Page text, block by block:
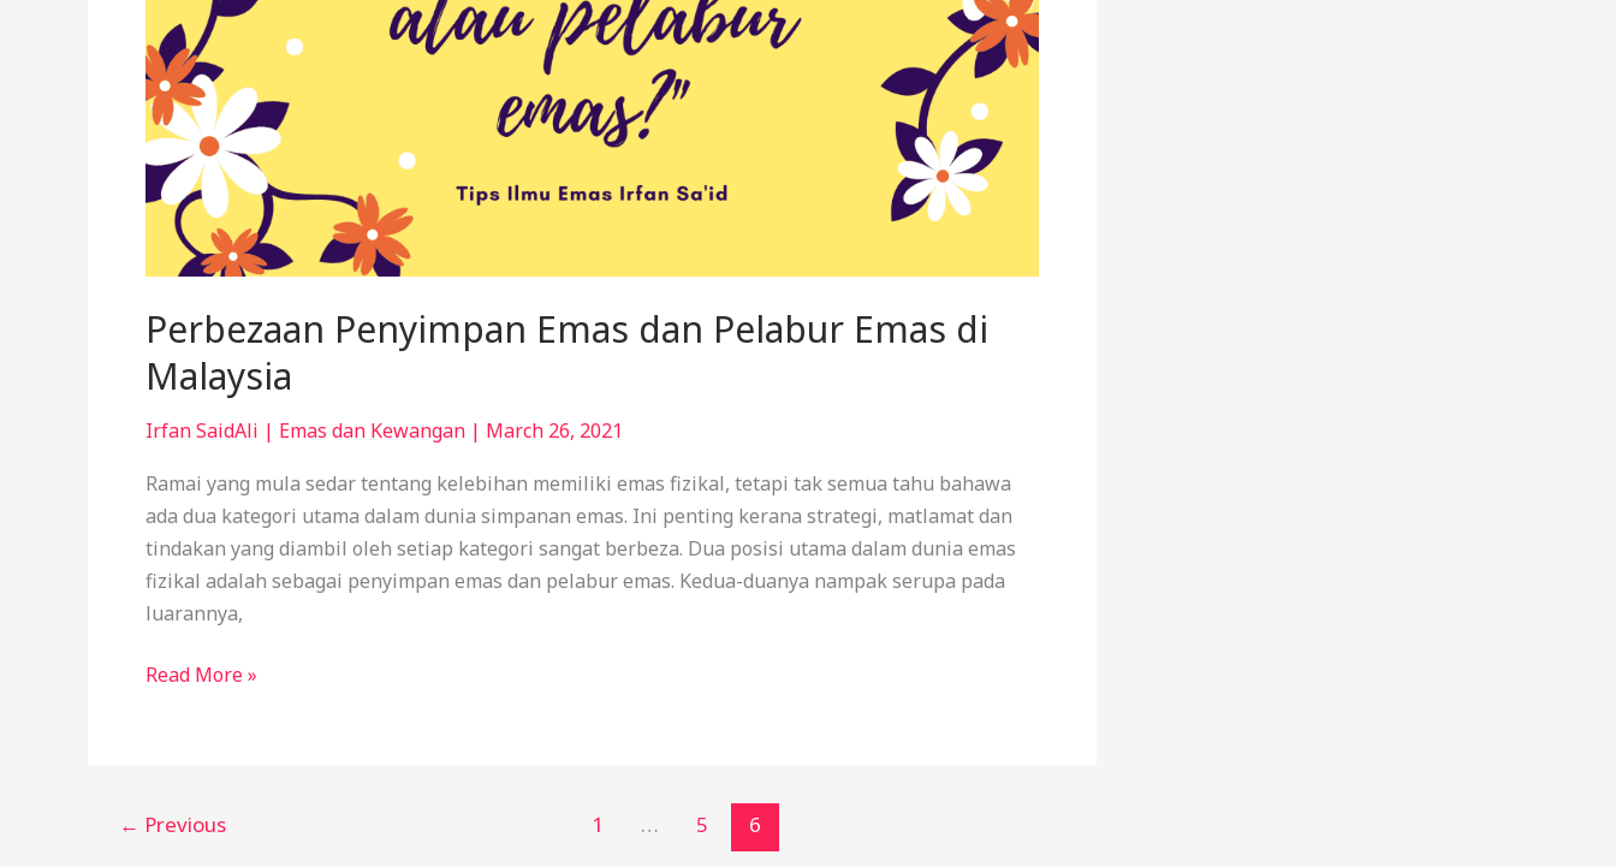
Perbezaan Penyimpan Emas dan Pelabur Emas di
Malaysia
Irfan SaidAli | Emas dan Kewangan | March 26, 2021
Ramai yang mula sedar tentang kelebihan memiliki emas fizikal, tetapi tak semua tahu bahawa
ada dua kategori utama dalam dunia simpanan emas. Ini penting kerana strategi, matlamat dan
tindakan yang diambil oleh setiap kategori sangat berbeza. Dua posisi utama dalam dunia emas
fizikal adalah sebagai penyimpan emas dan pelabur emas. Kedua-duanya nampak serupa pada
luarannya,
Malaysia
Read More »
← Previous 1 … 5 6